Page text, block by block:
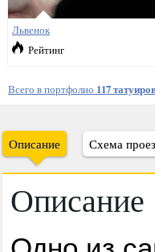
Львенок
Рейтинг
Всего в портфолио 117
Описание Схема
Описание